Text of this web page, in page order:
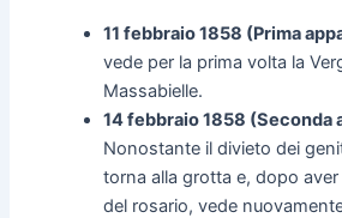
11 febbraio 1858 (Prima
vede per la prima volta la
Massabielle.
14 febbraio 1858 (Seconda
Nonostante il divieto dei
torna alla grotta e, dopo
del rosario, vede